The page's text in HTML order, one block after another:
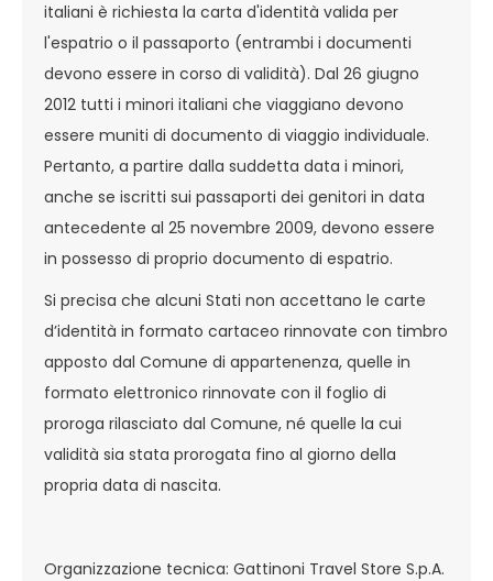
italiani è richiesta la carta d'identità valida per
l'espatrio o il passaporto (entrambi i documenti
devono essere in corso di validità). Dal 26 giugno
2012 tutti i minori italiani che viaggiano devono
essere muniti di documento di viaggio individuale.
Pertanto, a partire dalla suddetta data i minori,
anche se iscritti sui passaporti dei genitori in data
antecedente al 25 novembre 2009, devono essere
in possesso di proprio documento di espatrio.
Si precisa che alcuni Stati non accettano le carte
d’identità in formato cartaceo rinnovate con timbro
apposto dal Comune di appartenenza, quelle in
formato elettronico rinnovate con il foglio di
proroga rilasciato dal Comune, né quelle la cui
validità sia stata prorogata fino al giorno della
propria data di nascita.
Organizzazione tecnica: Gattinoni Travel Store S.p.A.